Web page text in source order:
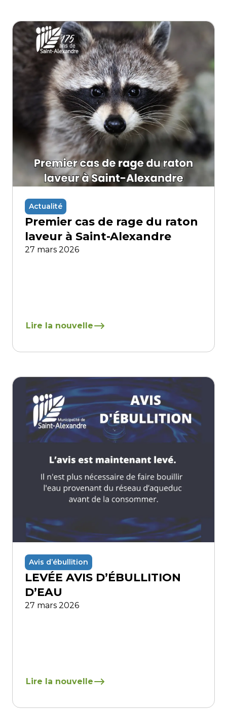
Actualité
Premier cas de rage du raton
laveur à Saint-Alexandre
27 mars 2026
En savoir plus
Avis d’ébullition
LEVÉE AVIS D’ÉBULLITION
D’EAU
27 mars 2026
En savoir plus